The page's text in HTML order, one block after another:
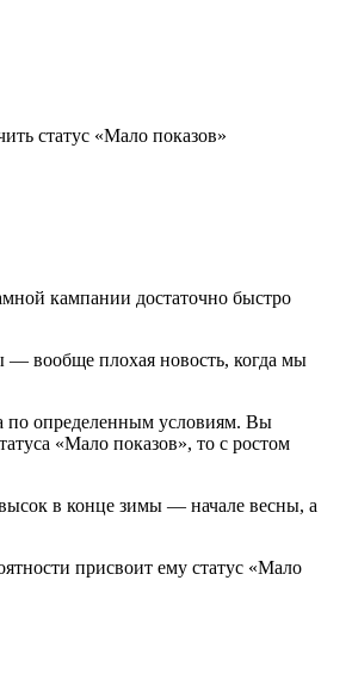
статус «Мало показов»
кампании достаточно быстро
— вообще плохая новость, когда мы
по определенным условиям. Вы
«Мало показов», то с ростом
в конце зимы — начале весны, а
присвоит ему статус «Мало